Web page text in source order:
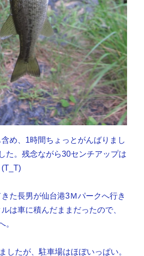
め、1時間ちょっとがんばりまし
た。残念ながら30センチアップは
た長男が仙台港3Ｍパークへ行き
は車に積んだままだったので、
。
したが、駐車場はほぼいっぱい。